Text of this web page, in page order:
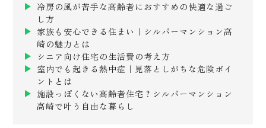
冷房の風が苦手な高齢者におすすめの快適な過ご
し方
家族も安心できる住まい｜シルバーマンション高
崎の魅力とは
シニア向け住宅の生活費の考え方
室内でも起きる熱中症｜見落としがちな危険ポイ
ントとは
施設っぽくない高齢者住宅？シルバーマンション
高崎で叶う自由な暮らし